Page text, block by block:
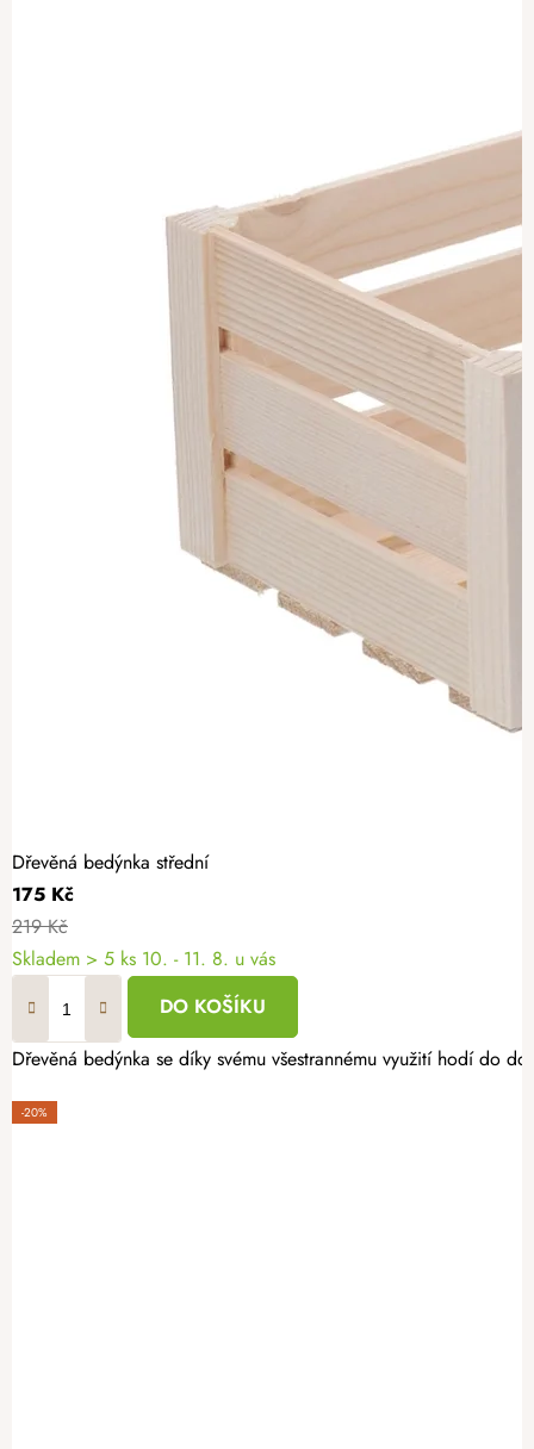
Dřevěná bedýnka střední
175 Kč
219 Kč
Skladem > 5 ks 10. - 11. 8. u vás
DO KOŠÍKU
Dřevěná bedýnka se díky svému všestrannému využití hodí do
-20%